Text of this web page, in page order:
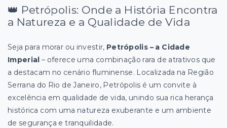
👑 Petrópolis: Onde a História Encontra
a Natureza e a Qualidade de Vida
Seja para morar ou investir, Petrópolis – a Cidade
Imperial – oferece uma combinação rara de atrativos que
a destacam no cenário fluminense. Localizada na Região
Serrana do Rio de Janeiro, Petrópolis é um convite à
excelência em qualidade de vida, unindo sua rica herança
histórica com uma natureza exuberante e um ambiente
de segurança e tranquilidade.